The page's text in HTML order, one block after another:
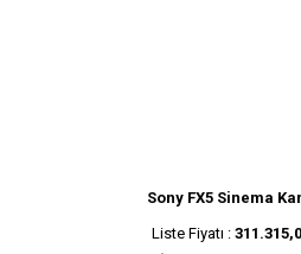
Sony FX5 Sinema
Liste Fiyatı :